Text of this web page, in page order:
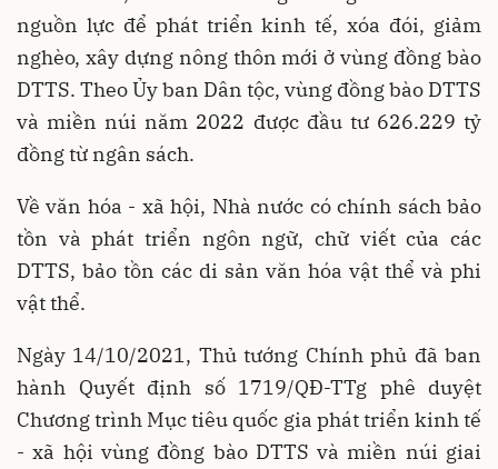
nguồn lực để phát triển kinh tế, xóa đói, giảm
nghèo, xây dựng nông thôn mới ở vùng đồng bào
DTTS. Theo Ủy ban Dân tộc, vùng đồng bào DTTS
và miền núi năm 2022 được đầu tư 626.229 tỷ
đồng từ ngân sách.
Về văn hóa - xã hội, Nhà nước có chính sách bảo
tồn và phát triển ngôn ngữ, chữ viết của các
DTTS, bảo tồn các di sản văn hóa vật thể và phi
vật thể.
Ngày 14/10/2021, Thủ tướng Chính phủ đã ban
hành Quyết định số 1719/QĐ-TTg phê duyệt
Chương trình Mục tiêu quốc gia phát triển kinh tế
- xã hội vùng đồng bào DTTS và miền núi giai